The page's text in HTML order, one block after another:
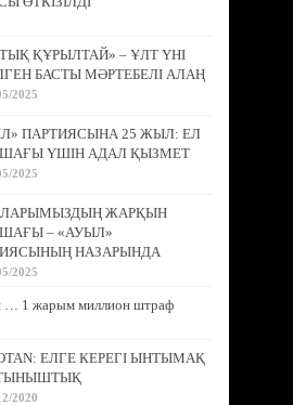
ҚҰРЫЛТАЙ» – ҰЛТ ҮНІ
БАСТЫ МӘРТЕБЕЛІ АЛАҢ
2025
ПАРТИЯСЫНА 25 ЖЫЛ: ЕЛ
ҮШІН АДАЛ ҚЫЗМЕТ
2025
ЖАРҚЫН
– «АУЫЛ»
НАЗАРЫНДА
2025
… 1 жарым миллион штраф
ЕЛГЕ КЕРЕГІ ЫНТЫМАҚ
2020